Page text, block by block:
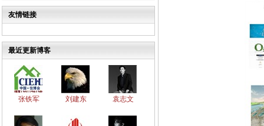
友情链接
最近更新博客
张铁军 刘建东 袁志文